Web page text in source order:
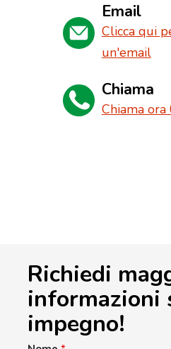
Email
Clicca qui
un'email
Chiama
Chiama
Richiedi
informazioni
impegno!